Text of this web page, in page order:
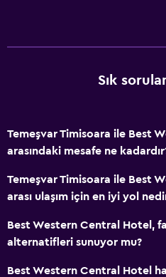
Sık
Temeşvar Timisoara ile Best
arasındaki mesafe ne
Temeşvar Timisoara ile Best
arası ulaşım için en iyi yol
Best Western Central Hotel,
alternatifleri sunuyor mu?
Best Western Central Hotel